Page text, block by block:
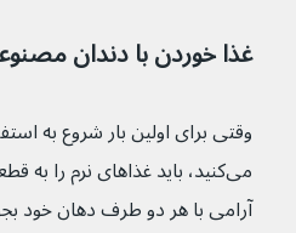
غذا خوردن با دندان
وقتی برای اولین بار شروع به
می‌کنید، باید غذاهای نرم را
آرامی با هر دو طرف دهان خود